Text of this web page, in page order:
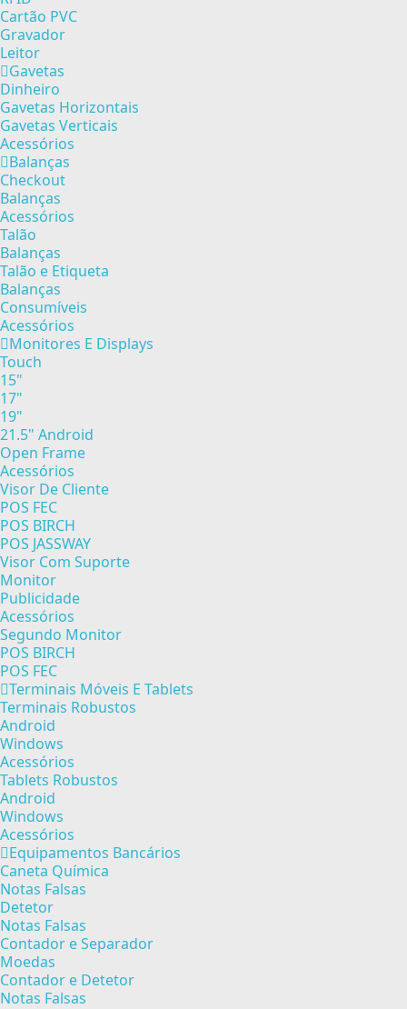
Cartão PVC
Gravador
Leitor
Gavetas
Dinheiro
Gavetas Horizontais
Gavetas Verticais
Acessórios
Balanças
Checkout
Balanças
Acessórios
Talão
Balanças
Talão e Etiqueta
Balanças
Consumíveis
Acessórios
Monitores E Displays
Touch
15"
17"
19"
21.5" Android
Open Frame
Acessórios
Visor De Cliente
POS FEC
POS BIRCH
POS JASSWAY
Visor Com Suporte
Monitor
Publicidade
Acessórios
Segundo Monitor
POS BIRCH
POS FEC
Terminais Móveis E Tablets
Terminais Robustos
Android
Windows
Acessórios
Tablets Robustos
Android
Windows
Acessórios
Equipamentos Bancários
Caneta Química
Notas Falsas
Detetor
Notas Falsas
Contador e Separador
Moedas
Contador e Detetor
Notas Falsas